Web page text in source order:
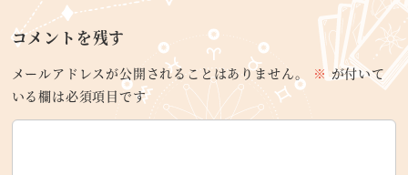
コメントを残す
メールアドレスが公開されることはありません。 ※ が付いて
いる欄は必須項目です